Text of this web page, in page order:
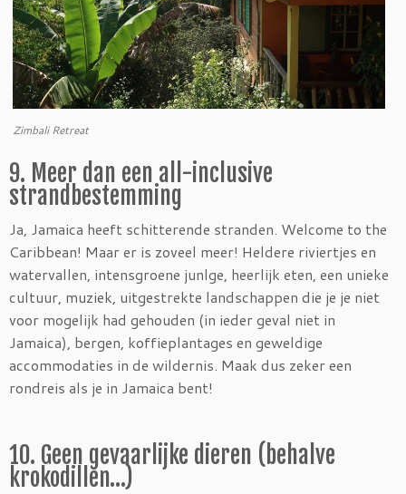
Zimbali Retreat
9. Meer dan een all-inclusive
strandbestemming
Ja, Jamaica heeft schitterende stranden. Welcome to the
Caribbean! Maar er is zoveel meer! Heldere riviertjes en
watervallen, intensgroene junlge, heerlijk eten, een unieke
cultuur, muziek, uitgestrekte landschappen die je je niet
voor mogelijk had gehouden (in ieder geval niet in
Jamaica), bergen, koffieplantages en geweldige
accommodaties in de wildernis. Maak dus zeker een
rondreis als je in Jamaica bent!
10. Geen gevaarlijke dieren (behalve
krokodillen…)